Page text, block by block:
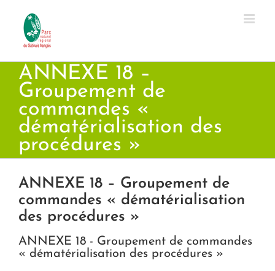
contenu
ANNEXE 18 –
Groupement de
commandes «
dématérialisation des
procédures »
ANNEXE 18 – Groupement de
commandes « dématérialisation
des procédures »
ANNEXE 18 - Groupement de commandes
« dématérialisation des procédures »